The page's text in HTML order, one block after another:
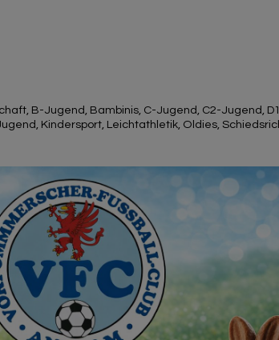
B-Jugend Bambinis C-Jugend C2-Jugend
Kindersport Leichtathletik Oldies